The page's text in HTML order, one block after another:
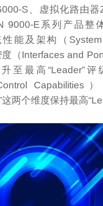
S、虚拟化路由
9000-E系列产品整
性能及架构（
（Interfaces and
升至最高“Leader”
两个维度保持最高